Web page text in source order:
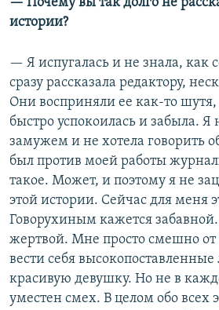
— Почему вы так долго не
истории?
— Я испугалась и не знала, как
сразу рассказала редактору,
Они восприняли ее как-то
быстро успокоилась и забыла. Я
замужем и не хотела говорить
был против моей работы
такое. Может, и поэтому я не
этой истории. Сейчас для меня
Говорухиным кажется
жертвой. Мне просто смешно от
вести себя
красивую девушку. Но не в
уместен смех. В целом обо всех